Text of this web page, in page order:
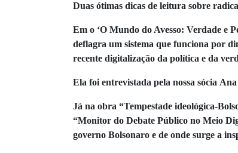
Duas ótimas dicas de leitura sobre
Em o ‘O Mundo do Avesso: Verdade e
deflagra um sistema que funciona por
recente digitalização da política e da
Ela foi entrevistada pela nossa sócia
Já na obra “Tempestade ideológica-
“Monitor do Debate Público no Meio
governo Bolsonaro e de onde surge a